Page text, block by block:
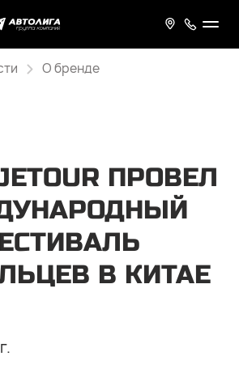
О бренде
ПРОВЕЛ
В КИТАЕ